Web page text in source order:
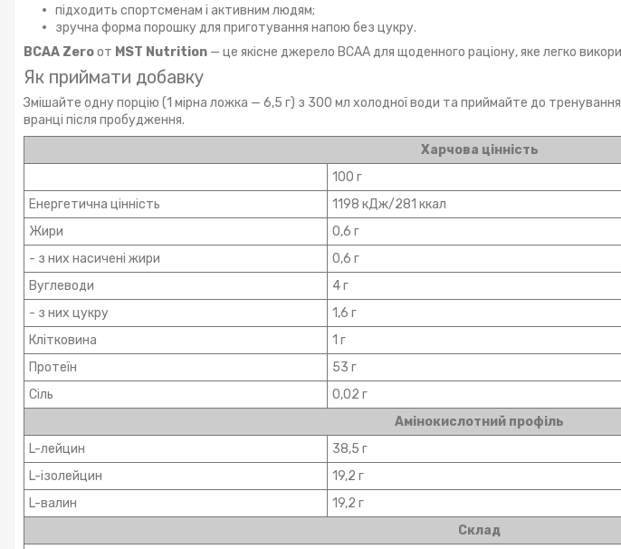
підходить спортсменам і активним людям;
зручна форма порошку для приготування напою без цукру.
BCAA Zeroот MST Nutrition — це якісне джерело BCAA для щоденного раціону, яке легко
Як приймати добавку
Змішайте одну порцію (1 мірна ложка — 6,5 г) з 300 мл холодної води та приймайте до
вранці після пробудження.
Харчова цінність
100 г
Енергетична цінність
1198 кДж/281 ккал
Жири
0,6 г
- з них насичені жири
0,6 г
Вуглеводи
4 г
- з них цукру
1,6 г
Клітковина
1 г
Протеїн
53 г
Сіль
0,02 г
Амінокислотний профіль
L-лейцин
38,5 г
L-ізолейцин
19,2 г
L-валин
19,2 г
Склад